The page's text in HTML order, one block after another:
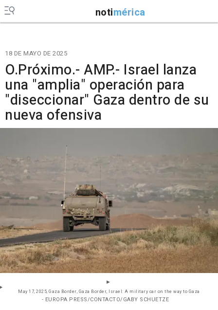
notimérica
18 DE MAYO DE 2025
O.Próximo.- AMP.- Israel lanza
una "amplia" operación para
"diseccionar" Gaza dentro de su
nueva ofensiva
May 17, 2025, Gaza Border, Gaza Border, Israel: A military car on the way to Gaza
- EUROPA PRESS/CONTACTO/GABY SCHUETZE